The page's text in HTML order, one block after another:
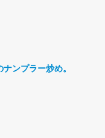
ンプラー炒め。